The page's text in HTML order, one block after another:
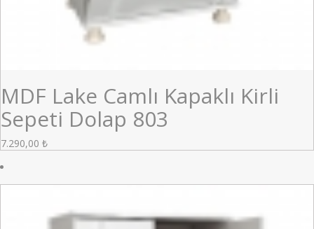
MDF Lake Camlı Kapaklı Kirli
Sepeti Dolap 803
7.290,00 ₺